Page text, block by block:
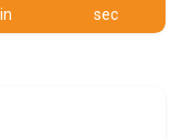
sec